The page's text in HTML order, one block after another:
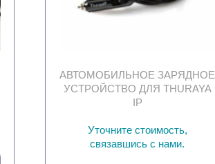
АВТОМОБИЛЬНОЕ ЗАРЯДНОЕ
УСТРОЙСТВО ДЛЯ THURAYA
IP
Уточните стоимость,
связавшись с нами.